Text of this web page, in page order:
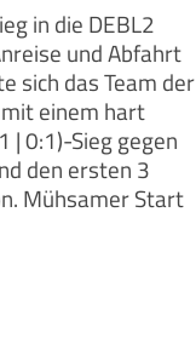
in die DEBL2
und Abfahrt
sich das Team der
einem hart
| 0:1)-Sieg gegen
den ersten 3
Mühsamer Start